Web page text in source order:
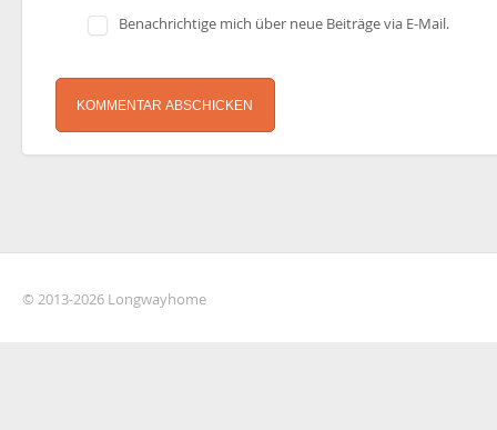
Benachrichtige mich über neue Beiträge via E-Mail.
© 2013-2026 Longwayhome